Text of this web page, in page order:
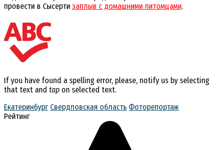
провести в Сысерти заплыв с домашними питомцами.
If you have found a spelling error, please, notify us by selecting
that text and tap on selected text.
Екатеринбург Свердловская область Фоторепортаж
Рейтинг